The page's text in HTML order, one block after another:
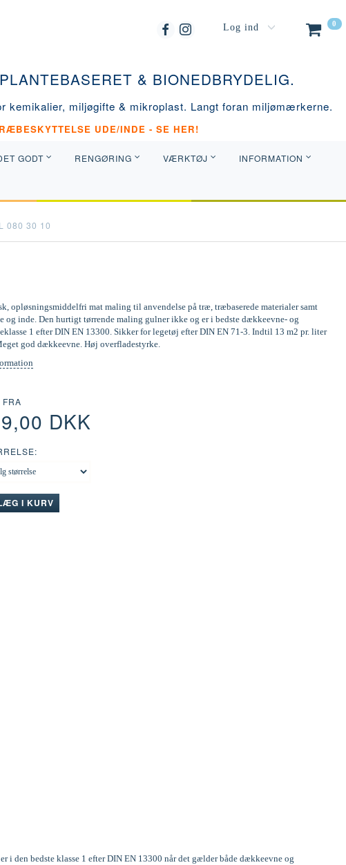
0
Log ind
& BIONEDBRYDELIG.
miljøgifte & mikroplast. Langt foran miljømærkerne.
UDE/INDE - SE HER!
GODT RENGØRING VÆRKTØJ INFORMATION
080 30 10
opløsningsmiddelfri mat maling til anvendelse på træ, træbaserede materialer samt
og inde. Den hurtigt tørrende maling gulner ikke og er i bedste dækkeevne- og
1 efter DIN EN 13300. Sikker for legetøj efter DIN EN 71-3. Indtil 13 m2 pr. liter
god dækkeevne. Høj overfladestyrke.
FRA
DKK
I KURV
den bedste klasse 1 efter DIN EN 13300 når det gælder både dækkeevne og